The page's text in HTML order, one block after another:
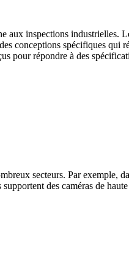
aux inspections industrielles.
conceptions spécifiques
pour répondre à des
secteurs. Par exemple,
des caméras de